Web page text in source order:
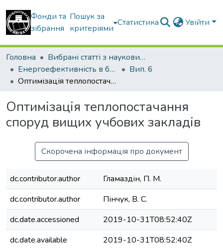
Фонди та
зібрання
Пошук за
критеріями
Статистика Увійти
Головна
Вибрані статті з наукових збірників КНУБА
Енергоефективність в будівництві та архітектурі
Вип. 6
Оптимізація теплопостачання споруд вищих учбових закладів
Оптимізація теплопостачання
споруд вищих учбових закладів
Скорочена інформація про документ
dc.contributor.author
Гламаздін, П. М.
dc.contributor.author
Пінчук, В. С.
dc.date.accessioned
2019-10-31T08:52:40Z
dc.date.available
2019-10-31T08:52:40Z